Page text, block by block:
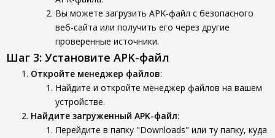
Вы можете загрузить APK-файл с безопасного
веб-сайта или получить его через другие
проверенные источники.
Шаг 3: Установите APK-файл
Откройте менеджер файлов:
Найдите и откройте менеджер файлов на вашем
устройстве.
Найдите загруженный APK-файл:
Перейдите в папку "Downloads" или ту папку, куда